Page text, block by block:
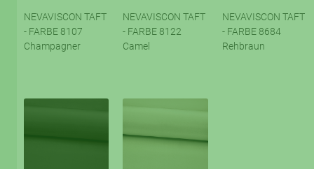
NEVAVISCON TAFT
- FARBE 8107
Champagner
NEVAVISCON TAFT
- FARBE 8122
Camel
NEVAVISCON TAFT
- FARBE 8684
Rehbraun